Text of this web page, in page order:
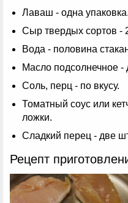
Лаваш - одна упаковка.
Сыр твердых сортов -
Вода - половина
Масло подсолнечное
Соль, перц - по вкусу.
Томатный соус или
ложки.
Сладкий перец - две
Рецепт